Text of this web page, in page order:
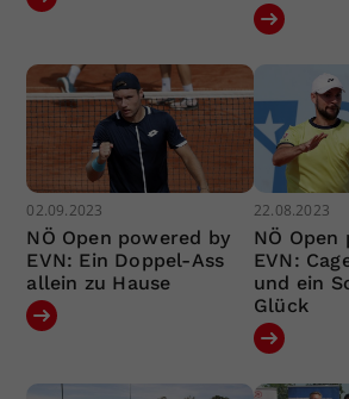
02.09.2023
NÖ Open powered by
EVN: Ein Doppel-Ass
allein zu Hause
22.08.2023
NÖ Open
EVN:
und ein
Glück